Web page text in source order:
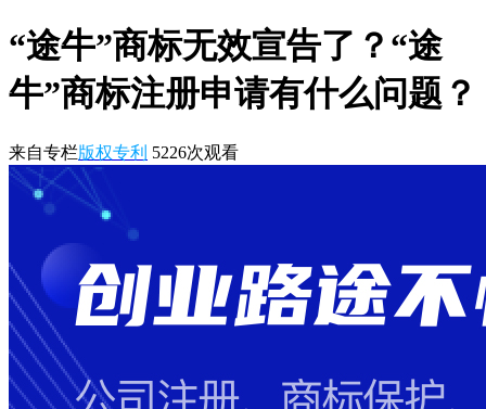
“途牛”商标无效宣告了？“途
牛”商标注册申请有什么问题？
来自专栏版权专利 5226次观看